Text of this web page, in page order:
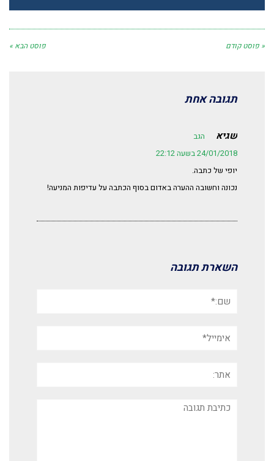
« פוסט קודם פוסט הבא »
תגובה אחת
שגיא
הגב
24/01/2018 בשעה 22:12
יופי של כתבה.
נכונה וחשובה ההערה באדום בסוף הכתבה על עדיפות המניעה!
השארת תגובה
תגובה